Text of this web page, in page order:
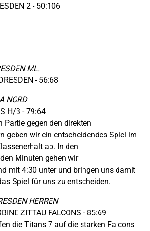
2 - 50:106
ML.
- 56:68
NORD
H/3 - 79:64
Partie gegen den direkten
geben wir ein entscheidendes Spiel im
ab. In den
Minuten gehen wir
mit 4:30 unter und bringen uns damit
Spiel für uns zu entscheiden.
HERREN
ZITTAU FALCONS - 85:69
die Titans 7 auf die starken Falcons